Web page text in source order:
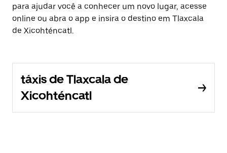
para ajudar você a conhecer um novo lugar, acesse
online ou abra o app e insira o destino em Tlaxcala
de Xicohténcatl.
táxis de Tlaxcala de
Xicohténcatl